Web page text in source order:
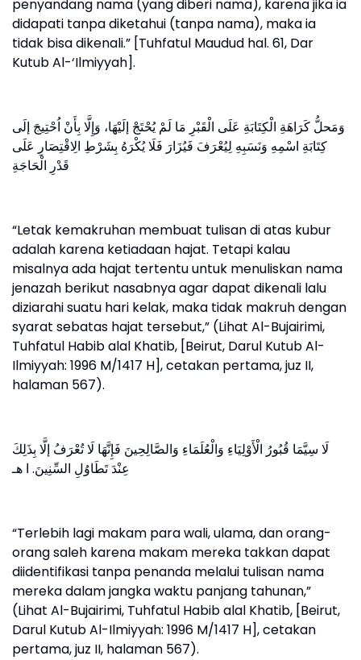
penyandang nama (yang diberi nama), karena jika ia
didapati tanpa diketahui (tanpa nama), maka ia
tidak bisa dikenali.” [Tuhfatul Maudud hal. 61, Dar
Kutub Al-‘Ilmiyyah].
وَمَحلُّ كَرَاهَةِ الْكِتَابَةِ عَلَى الْقَبْرِ مَا لَمْ يُحْتَجْ إلَيْهَا، وَإِلَّا بِأَنْ اُحْتِيجَ إلَى
كِتَابَةِ اسْمِهِ وَنَسَبِهِ لِيُعْرَفَ فَيُزَارَ فَلَا يُكْرَهُ بِشَرْطِ الِاقْتِصَارِ عَلَى
قَدْرِ الْحَاجَةِ
“Letak kemakruhan membuat tulisan di atas kubur
adalah karena ketiadaan hajat. Tetapi kalau
misalnya ada hajat tertentu untuk menuliskan nama
jenazah berikut nasabnya agar dapat dikenali lalu
diziarahi suatu hari kelak, maka tidak makruh dengan
syarat sebatas hajat tersebut,” (Lihat Al-Bujairimi,
Tuhfatul Habib alal Khatib, [Beirut, Darul Kutub Al-
Ilmiyyah: 1996 M/1417 H], cetakan pertama, juz II,
halaman 567).
لَا سِيَّمَا قُبُورُ الْأَوْلِيَاءِ وَالْعُلَمَاءِ وَالصَّالِحِينَ فَإِنَّهَا لَا تُعْرَفُ إلَّا بِذَلِكَ
عِنْدَ تَطَاوُلِ السِّنِينَ. ا هـ
“Terlebih lagi makam para wali, ulama, dan orang-
orang saleh karena makam mereka takkan dapat
diidentifikasi tanpa penanda melalui tulisan nama
mereka dalam jangka waktu panjang tahunan,”
(Lihat Al-Bujairimi, Tuhfatul Habib alal Khatib, [Beirut,
Darul Kutub Al-Ilmiyyah: 1996 M/1417 H], cetakan
pertama, juz II, halaman 567).